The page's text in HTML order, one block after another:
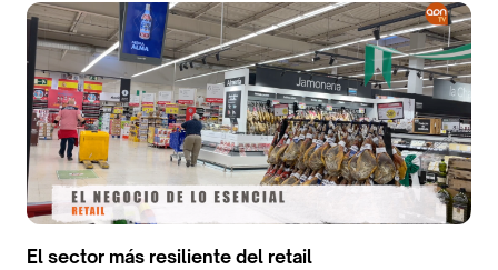
El sector más resiliente del retail